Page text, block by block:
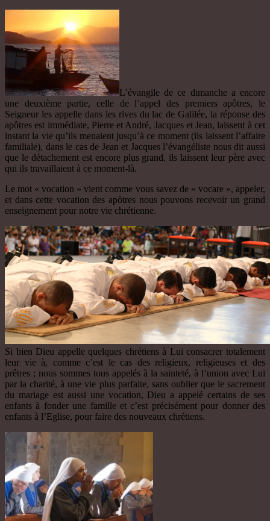
L’évangile de ce dimanche a encore
une deuxième partie, celle de l’appel des premiers apôtres, le
Seigneur les appelle dans les rives du lac de Galilée, la réponse des
apôtres est immédiate, Pierre et André, Jacques et Jean, laissent à cet
instant la vie qu’ils menaient jusqu’à ce moment (ils laissent l’affaire
familiale), dans le cas de Jean et Jacques l’évangéliste nous dit aussi
que le détachement est encore plus grand, ils laissent leur père avec
qui ils travaillaient à ce moment-là.
Le mot « vocation » vient comme vous savez de « vocare », appeler,
et dans cette vocation des apôtres nous pouvons recevoir un grand
enseignement pour notre vie chrétienne.
Si bien Dieu appelle quelques chrétiens à Lui consacrer totalement
leur vie à, comme c’est le cas des religieux, religieuses et des
prêtres ; nous sommes tous appelés à la sainteté, à l’union avec Lui
par la charité, à une vie plus parfaite, sans oublier que le sacrement
du mariage est aussi une vocation, Dieu a appelé certains de ses
enfants à fonder une famille et c’est précisément pour donner des
enfants à l’Eglise, pour faire des nouveaux chrétiens.